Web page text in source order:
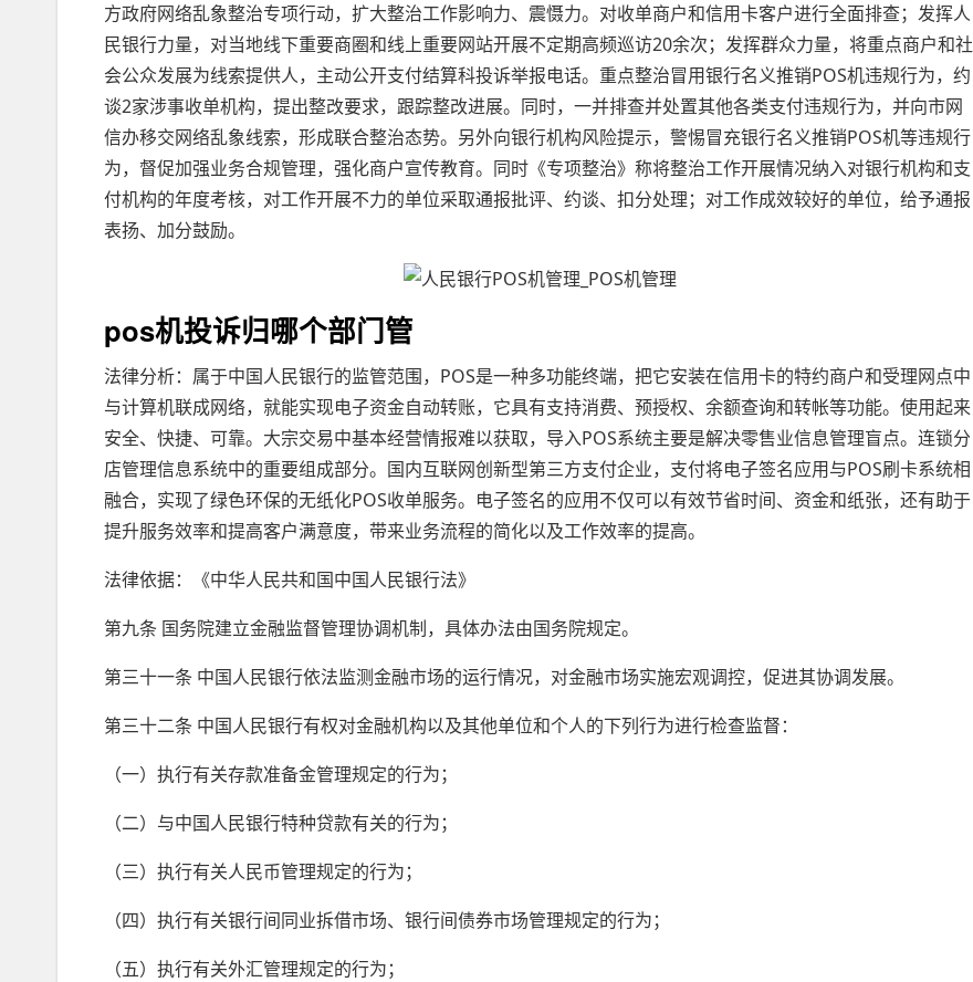
方政府网络乱象整治专项行动，扩大整治工作影响力、震慑力。对收单商户和信用卡客户进行全面排查；发挥人
民银行力量，对当地线下重要商圈和线上重要网站开展不定期高频巡访20余次；发挥群众力量，将重点商户和社
会公众发展为线索提供人，主动公开支付结算科投诉举报电话。重点整治冒用银行名义推销POS机违规行为，约
谈2家涉事收单机构，提出整改要求，跟踪整改进展。同时，一并排查并处置其他各类支付违规行为，并向市网
信办移交网络乱象线索，形成联合整治态势。另外向银行机构风险提示，警惕冒充银行名义推销POS机等违规行
为，督促加强业务合规管理，强化商户宣传教育。同时《专项整治》称将整治工作开展情况纳入对银行机构和支
付机构的年度考核，对工作开展不力的单位采取通报批评、约谈、扣分处理；对工作成效较好的单位，给予通报
表扬、加分鼓励。
pos机投诉归哪个部门管
法律分析：属于中国人民银行的监管范围，POS是一种多功能终端，把它安装在信用卡的特约商户和受理网点中
与计算机联成网络，就能实现电子资金自动转账，它具有支持消费、预授权、余额查询和转帐等功能。使用起来
安全、快捷、可靠。大宗交易中基本经营情报难以获取，导入POS系统主要是解决零售业信息管理盲点。连锁分
店管理信息系统中的重要组成部分。国内互联网创新型第三方支付企业，支付将电子签名应用与POS刷卡系统相
融合，实现了绿色环保的无纸化POS收单服务。电子签名的应用不仅可以有效节省时间、资金和纸张，还有助于
提升服务效率和提高客户满意度，带来业务流程的简化以及工作效率的提高。
法律依据：《中华人民共和国中国人民银行法》
第九条 国务院建立金融监督管理协调机制，具体办法由国务院规定。
第三十一条 中国人民银行依法监测金融市场的运行情况，对金融市场实施宏观调控，促进其协调发展。
第三十二条 中国人民银行有权对金融机构以及其他单位和个人的下列行为进行检查监督：
（一）执行有关存款准备金管理规定的行为；
（二）与中国人民银行特种贷款有关的行为；
（三）执行有关人民币管理规定的行为；
（四）执行有关银行间同业拆借市场、银行间债券市场管理规定的行为；
（五）执行有关外汇管理规定的行为；